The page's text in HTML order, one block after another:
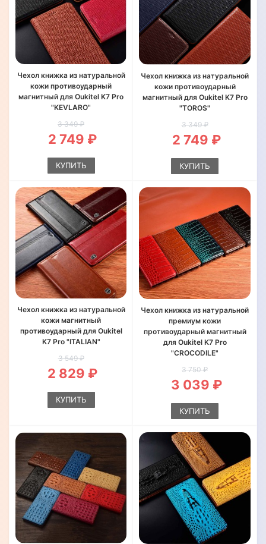
Чехол книжка из натуральной
кожи противоударный
магнитный для Oukitel K7 Pro
"KEVLARO"
3 349 ₽
2 749 ₽
КУПИТЬ
Чехол книжка из натуральной
кожи противоударный
магнитный для Oukitel K7 Pro
"TOROS"
3 349 ₽
2 749 ₽
КУПИТЬ
Чехол книжка из натуральной
кожи магнитный
противоударный для Oukitel
K7 Pro "ITALIAN"
3 549 ₽
2 829 ₽
КУПИТЬ
Чехол книжка из натуральной
премиум кожи
противоударный магнитный
для Oukitel K7 Pro
"CROCODILE"
3 750 ₽
3 039 ₽
КУПИТЬ